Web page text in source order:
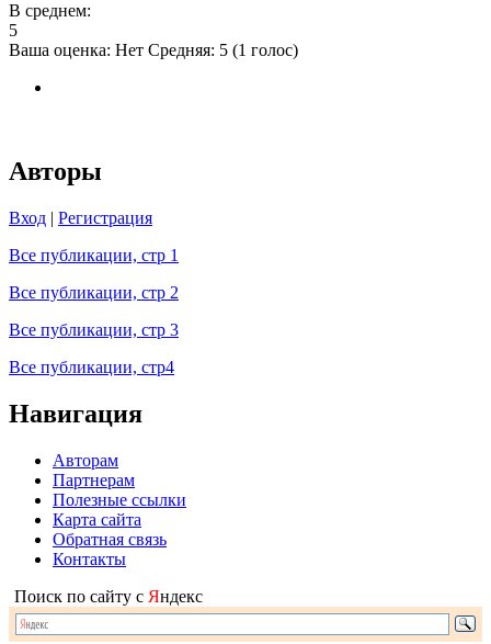
В среднем:
5
Ваша оценка: Нет Средняя: 5 (1 голос)
Авторы
Вход | Регистрация
Все публикации, стр 1
Все публикации, стр 2
Все публикации, стр 3
Все публикации, стр4
Навигация
Авторам
Партнерам
Полезные ссылки
Карта сайта
Обратная связь
Контакты
Поиск по сайту с Яндекс